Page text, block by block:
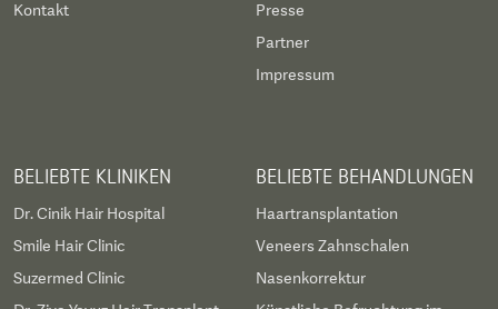
Kontakt
Presse
Partner
Impressum
BELIEBTE KLINIKEN
Dr. Cinik Hair Hospital
Smile Hair Clinic
Suzermed Clinic
BELIEBTE BEHANDLUNGEN
Haartransplantation
Veneers Zahnschalen
Nasenkorrektur